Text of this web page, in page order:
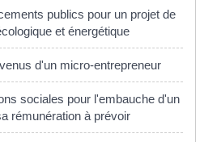
publics pour un projet de
et énergétique
d'un micro-entrepreneur
sociales pour l'embauche d'un
rémunération à prévoir